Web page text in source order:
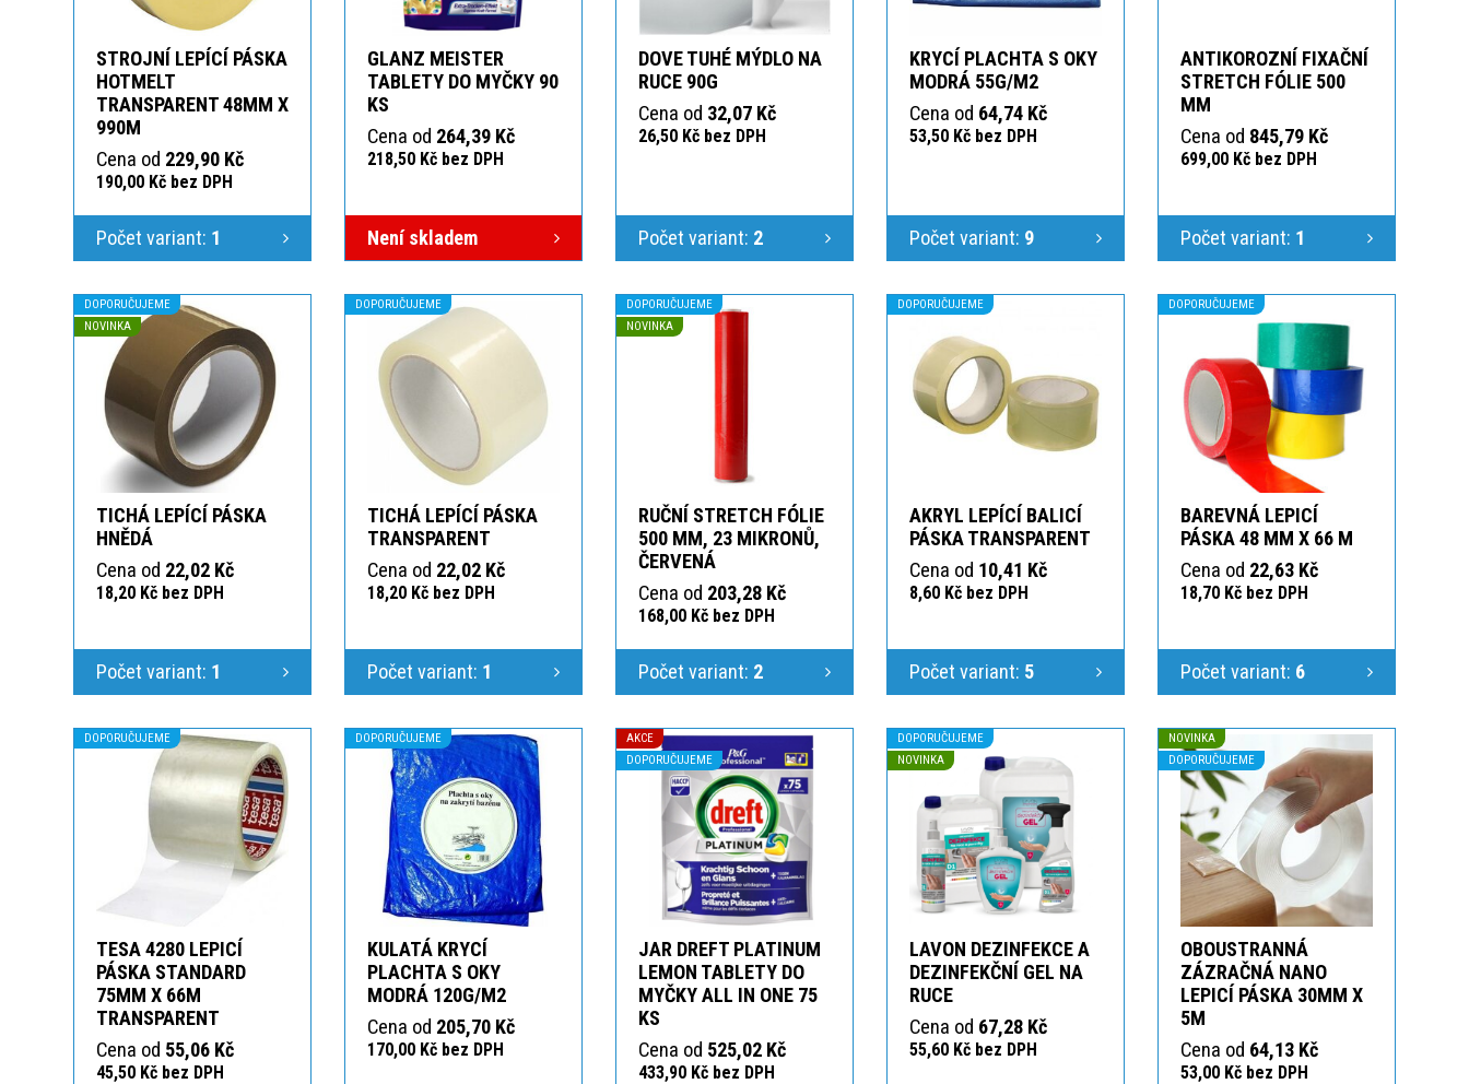
STROJNÍ LEPÍCÍ PÁSKA
HOTMELT
TRANSPARENT 48MM X
990M
Cena od 229,90 Kč
190,00 Kč bez DPH
Počet variant: 1
GLANZ MEISTER
TABLETY DO MYČKY 90
KS
Cena od 264,39 Kč
218,50 Kč bez DPH
Není skladem
DOVE TUHÉ MÝDLO NA
RUCE 90G
Cena od 32,07 Kč
26,50 Kč bez DPH
Počet variant: 2
KRYCÍ PLACHTA S OKY
MODRÁ 55G/M2
Cena od 64,74 Kč
53,50 Kč bez DPH
Počet variant: 9
ANTIKOROZNÍ FIXAČNÍ
STRETCH FÓLIE 500
MM
Cena od 845,79 Kč
699,00 Kč bez DPH
Počet variant: 1
DOPORUČUJEME
NOVINKA
TICHÁ LEPÍCÍ PÁSKA
HNĚDÁ
Cena od 22,02 Kč
18,20 Kč bez DPH
Počet variant: 1
DOPORUČUJEME
TICHÁ LEPÍCÍ PÁSKA
TRANSPARENT
Cena od 22,02 Kč
18,20 Kč bez DPH
Počet variant: 1
DOPORUČUJEME
NOVINKA
RUČNÍ STRETCH FÓLIE
500 MM, 23 MIKRONŮ,
ČERVENÁ
Cena od 203,28 Kč
168,00 Kč bez DPH
Počet variant: 2
DOPORUČUJEME
AKRYL LEPÍCÍ BALICÍ
PÁSKA TRANSPARENT
Cena od 10,41 Kč
8,60 Kč bez DPH
Počet variant: 5
DOPORUČUJEME
BAREVNÁ LEPICÍ
PÁSKA 48 MM X 66 M
Cena od 22,63 Kč
18,70 Kč bez DPH
Počet variant: 6
DOPORUČUJEME
TESA 4280 LEPICÍ
PÁSKA STANDARD
75MM X 66M
TRANSPARENT
Cena od 55,06 Kč
45,50 Kč bez DPH
DOPORUČUJEME
KULATÁ KRYCÍ
PLACHTA S OKY
MODRÁ 120G/M2
Cena od 205,70 Kč
170,00 Kč bez DPH
AKCE
DOPORUČUJEME
JAR DREFT PLATINUM
LEMON TABLETY DO
MYČKY ALL IN ONE 75
KS
Cena od 525,02 Kč
433,90 Kč bez DPH
DOPORUČUJEME
NOVINKA
LAVON DEZINFEKCE A
DEZINFEKČNÍ GEL NA
RUCE
Cena od 67,28 Kč
55,60 Kč bez DPH
NOVINKA
DOPORUČUJEME
OBOUSTRANNÁ
ZÁZRAČNÁ NANO
LEPICÍ PÁSKA 30MM X
5M
Cena od 64,13 Kč
53,00 Kč bez DPH